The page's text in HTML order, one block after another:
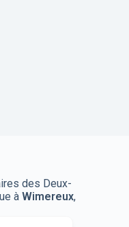
des Deux-
à Wimereux,